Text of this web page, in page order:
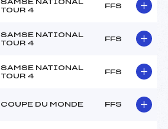
SAMSE NATIONAL
TOUR 4
FFS
SAMSE NATIONAL
TOUR 4
FFS
SAMSE NATIONAL
TOUR 4
FFS
COUPE DU MONDE FFS